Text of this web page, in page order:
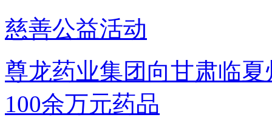
慈善公益活动
尊龙药业集团向甘肃临
100余万元药品